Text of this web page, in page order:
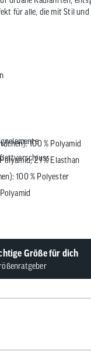
für alle, die mit Stil
100 % Polyamid
21 % Elasthan
100 % Polyester
Größe für dich